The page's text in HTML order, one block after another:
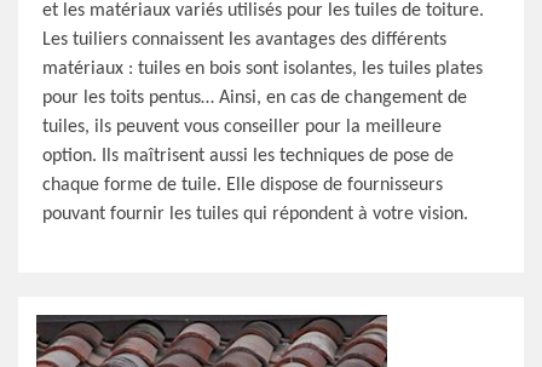
et les matériaux variés utilisés pour les tuiles de toiture.
Les tuiliers connaissent les avantages des différents
matériaux : tuiles en bois sont isolantes, les tuiles plates
pour les toits pentus… Ainsi, en cas de changement de
tuiles, ils peuvent vous conseiller pour la meilleure
option. Ils maîtrisent aussi les techniques de pose de
chaque forme de tuile. Elle dispose de fournisseurs
pouvant fournir les tuiles qui répondent à votre vision.